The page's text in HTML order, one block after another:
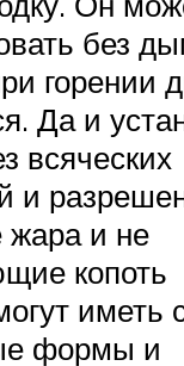
без
горении
Да и
всяческих
и
и не
копоть
иметь
формы и